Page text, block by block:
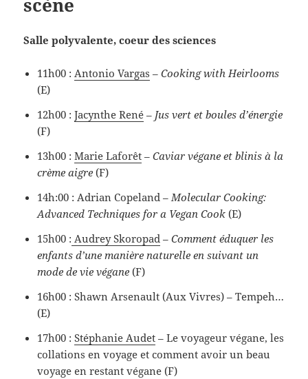
Salle polyvalente, coeur des sciences
11h00 :Antonio Vargas –Cooking with Heirlooms
(E)
12h00 :Jacynthe René – Jus vert et boules d’énergie
(F)
13h00 :Marie Laforêt –Caviar végane et blinis à la
crème aigre (F)
14h:00 : Adrian Copeland –Molecular Cooking:
Advanced Techniques for a Vegan Cook (E)
15h00 : Audrey Skoropad –Comment éduquer les
enfants d’une manière naturelle en suivant un
mode de vie végane (F)
16h00 : Shawn Arsenault (Aux Vivres) – Tempeh…
(E)
17h00 :Stéphanie Audet – Le voyageur végane, les
collations en voyage et comment avoir un beau
voyage en restant végane (F)